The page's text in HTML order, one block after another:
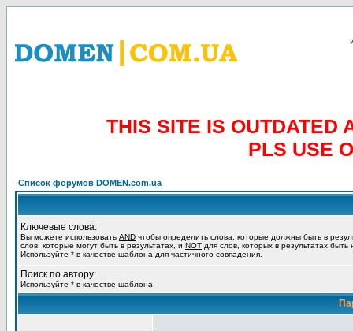
THIS SITE IS OUTDATED
PLS USE
Список форумов DOMEN.com.ua
Ключевые слова:
Вы можете использовать AND чтобы определить слова, которые должны быть в
слов, которые могут быть в результатах, и NOT для слов, которых в результатах
Используйте * в качестве шаблона для частичного совпадения.
Поиск по автору:
Используйте * в качестве шаблона